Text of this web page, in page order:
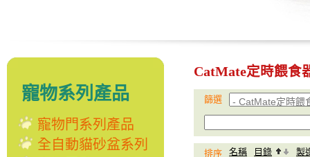
寵物系列產品
寵物門系列產品
全自動貓砂盆系列
CatMate定時餵食
篩選
排序 名稱 目錄 製